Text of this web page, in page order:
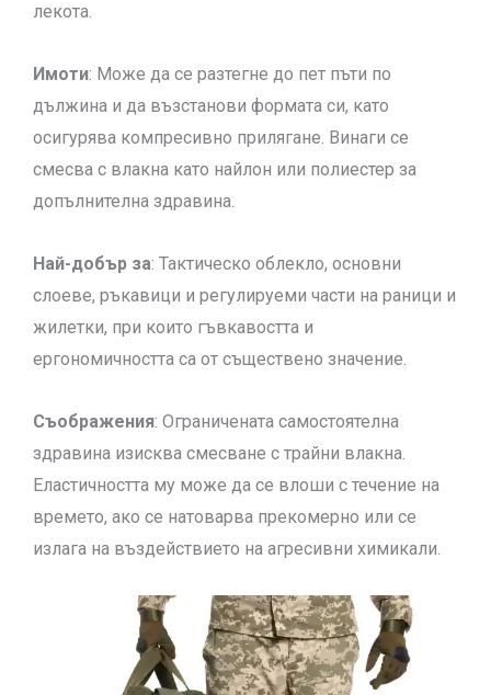
лекота.
Имоти: Може да се разтегне до пет пъти по
дължина и да възстанови формата си, като
осигурява компресивно прилягане. Винаги се
смесва с влакна като найлон или полиестер за
допълнителна здравина.
Най-добър за: Тактическо облекло, основни
слоеве, ръкавици и регулируеми части на раници и
жилетки, при които гъвкавостта и
ергономичността са от съществено значение.
Съображения: Ограничената самостоятелна
здравина изисква смесване с трайни влакна.
Еластичността му може да се влоши с течение на
времето, ако се натоварва прекомерно или се
излага на въздействието на агресивни химикали.